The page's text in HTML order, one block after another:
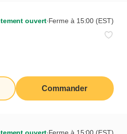
ouvert∙Ferme à 15:00 (EST)
Commander